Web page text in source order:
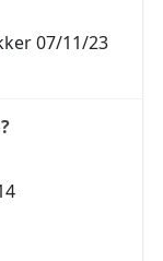
07/11/23